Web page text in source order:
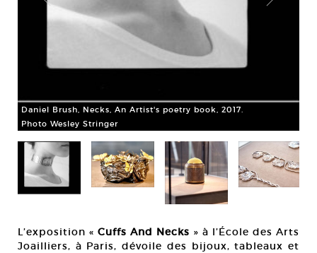
Daniel Brush, Necks, An Artist's poetry book, 2017.
Photo Wesley Stringer
L’exposition « Cuffs And Necks » à l’École des Arts
Joailliers, à Paris, dévoile des bijoux, tableaux et